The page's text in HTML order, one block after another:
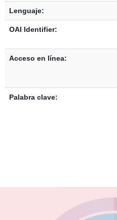
Lenguaje:
OAI Identifier:
Acceso en línea:
Palabra clave: